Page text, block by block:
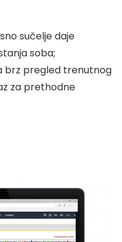
sučelje daje
soba;
brz pregled trenutnog
za prethodne